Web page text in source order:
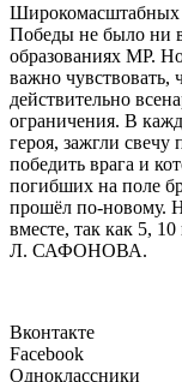
Широкомасштабных
Победы не было ни
образованиях МР.
важно
действительно
ограничения. В
героя, зажгли
победить врага и
погибших на поле
прошёл по-новому.
вместе, так как 5,
Л. САФОНОВА.
Вконтакте
Facebook
Одноклассники